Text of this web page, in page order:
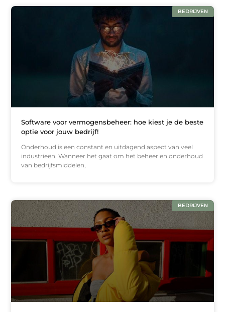
BEDRIJVEN
Software voor vermogensbeheer: hoe kiest je de beste
optie voor jouw bedrijf!
Onderhoud is een constant en uitdagend aspect van veel
industrieën. Wanneer het gaat om het beheer en onderhoud
van bedrijfsmiddelen,
BEDRIJVEN